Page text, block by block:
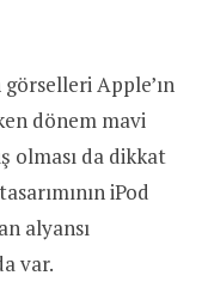
Apple’ın
dönem mavi
olması da dikkat
iPod
alyansı
var.